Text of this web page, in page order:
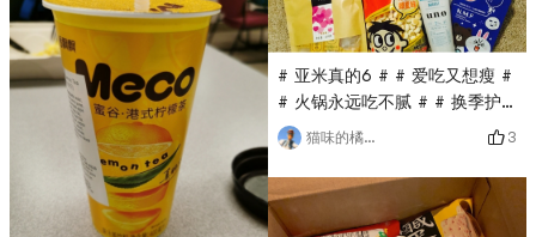
妆，没烦恼🉑️2. Elixir 妆前乳这
个之前有介绍过，在控油和隐形
毛孔方面效果都很不错，混油可
以入。3. cpb 滋润款长管隔离
这个是看推荐入的，混油的确可
以用，不怎么油腻；但也不是很
滋润，所以皮肤很干的话不要指
望它，同样的，混油皮持妆太久
还是会有出油现象。可以修饰肤
# 亚米真的6 # # 爱吃又想瘦 #
# 火锅永远吃不腻 # # 换季护
肤 # # 今天也是yami的一天 #
等了好久终于都有货了😭虽然还
有几样没买到但是还是好幸福啊
😍
猫味的橘子🍊 3